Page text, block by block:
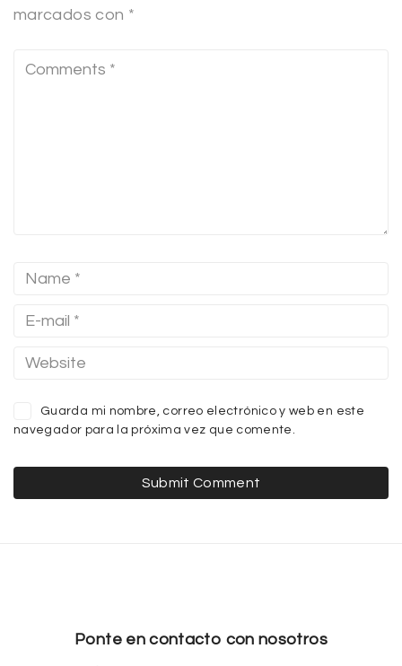
marcados con *
Guarda mi nombre, correo electrónico y web en este
navegador para la próxima vez que comente.
Ponte en contacto con nosotros